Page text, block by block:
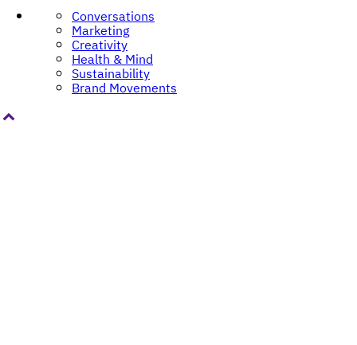
Conversations
Marketing
Creativity
Health & Mind
Sustainability
Brand Movements